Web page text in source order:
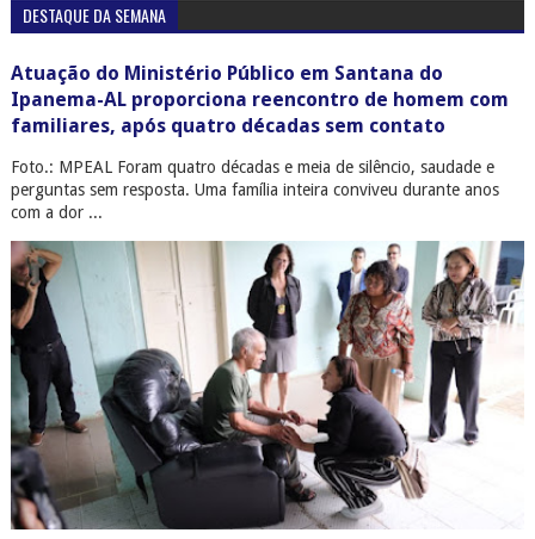
DESTAQUE DA SEMANA
Atuação do Ministério Público em Santana do
Ipanema-AL proporciona reencontro de homem com
familiares, após quatro décadas sem contato
Foto.: MPEAL Foram quatro décadas e meia de silêncio, saudade e
perguntas sem resposta. Uma família inteira conviveu durante anos
com a dor ...